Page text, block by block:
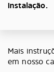
instalação.
Mais
em nosso